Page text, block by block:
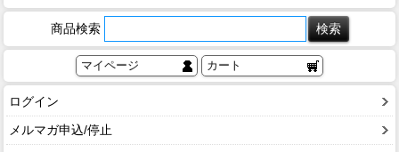
商品検索
マイページ カート
ログイン
メルマガ申込/停止